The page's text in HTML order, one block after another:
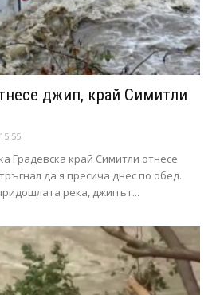
джип, край Симитли
Градевска край Симитли отнесе
да я пресича днес по обед.
река, джипът...